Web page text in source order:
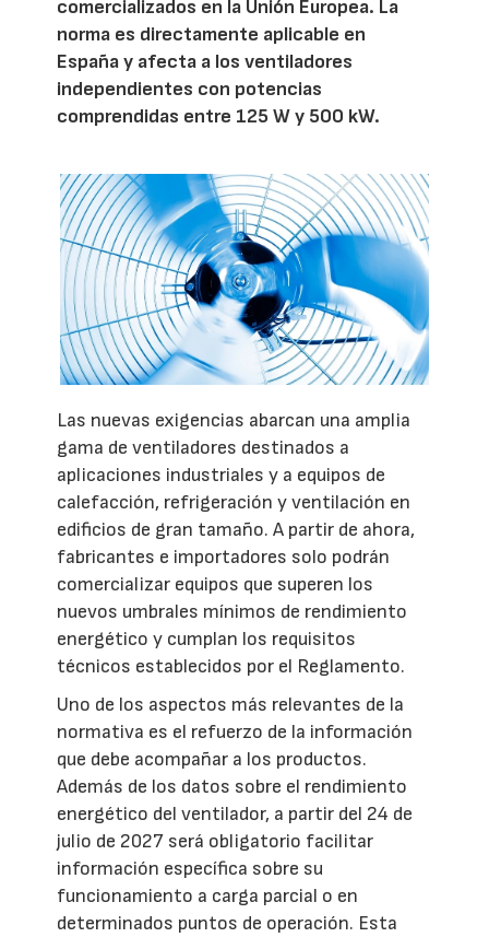
comercializados en la Unión Europea. La
norma es directamente aplicable en
España y afecta a los ventiladores
independientes con potencias
comprendidas entre 125 W y 500 kW.
Las nuevas exigencias abarcan una amplia
gama de ventiladores destinados a
aplicaciones industriales y a equipos de
calefacción, refrigeración y ventilación en
edificios de gran tamaño. A partir de ahora,
fabricantes e importadores solo podrán
comercializar equipos que superen los
nuevos umbrales mínimos de rendimiento
energético y cumplan los requisitos
técnicos establecidos por el Reglamento.
Uno de los aspectos más relevantes de la
normativa es el refuerzo de la información
que debe acompañar a los productos.
Además de los datos sobre el rendimiento
energético del ventilador, a partir del 24 de
julio de 2027 será obligatorio facilitar
información específica sobre su
funcionamiento a carga parcial o en
determinados puntos de operación. Esta